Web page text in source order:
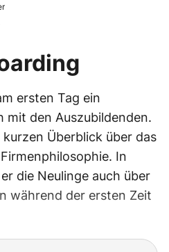
ersten Tag ein
mit den Auszubildenden.
Überblick über das
In
die Neulinge auch über
während der ersten Zeit